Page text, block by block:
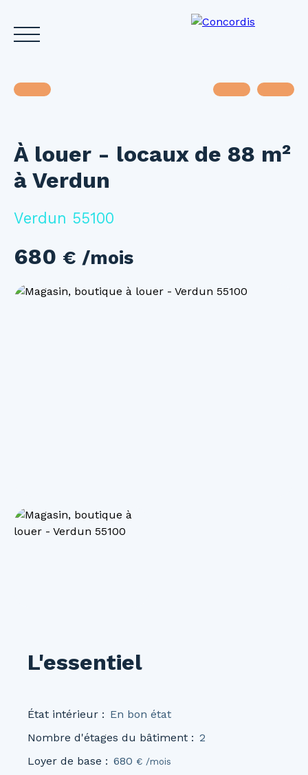
Accueil Acheter Louer Vendre Investir
Estimez votre bien
À louer - locaux de 88 m²
à Verdun
Verdun 55100
680 € /mois
L'essentiel
État intérieur : En bon état
Nombre d'étages du bâtiment : 2
Loyer de base : 680 € /mois